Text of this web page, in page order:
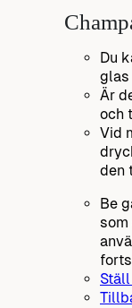
Du
glas
Är
och
Vid
den
Be
som